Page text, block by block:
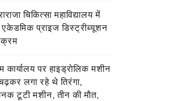
चिकित्सा महाविद्यालय में
प्राइज डिस्ट्रीब्यूशन
कार्यालय पर हाइड्राेलिक मशीन
लगा रहे थे तिरंगा,
टूटी मशीन, तीन की माैत,